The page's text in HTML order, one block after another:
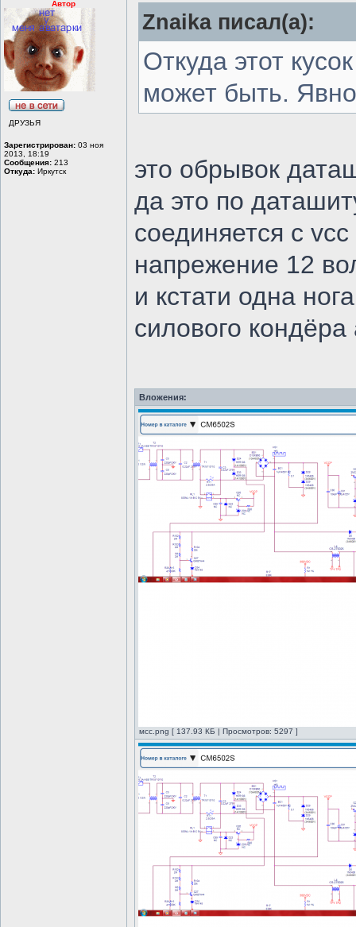
Автор
ДРУЗЬЯ
Зарегистрирован: 03 ноя
2013, 18:19
Сообщения: 213
Откуда: Иркутск
Znaika писал(а):
Откуда этот
может быть.
это обрывок
да это по
соединяется с
напрежение 12
и кстати одна
силового
Вложения:
мсс.png [ 137.93 КБ | Просмотров: 5297 ]